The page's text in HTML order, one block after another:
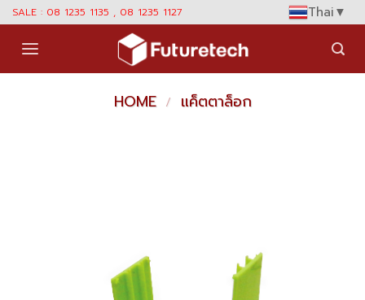
Skip
content
SALE : 08 1235 1135 , 08 1235 1127 Thai▼
HOME / แค็ตตาล็อก